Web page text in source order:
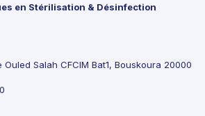
en Stérilisation & Désinfection
Salah CFCIM Bat1, Bouskoura 20000